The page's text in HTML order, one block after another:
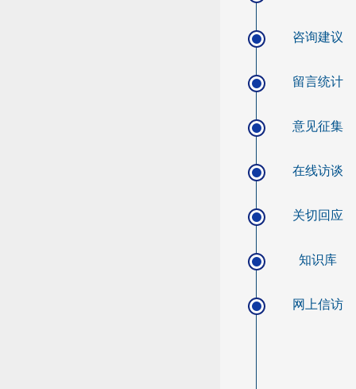
咨询建议
留言统计
意见征集
在线访谈
关切回应
知识库
网上信访